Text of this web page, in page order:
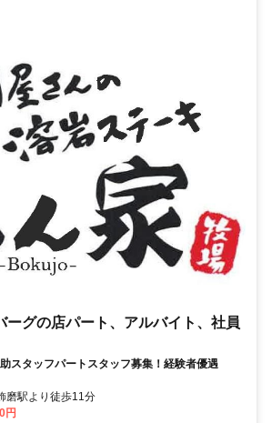
ーグの店パート、アルバイト、社員
スタッフパートスタッフ募集！経験者優遇
磨駅より徒歩11分
円